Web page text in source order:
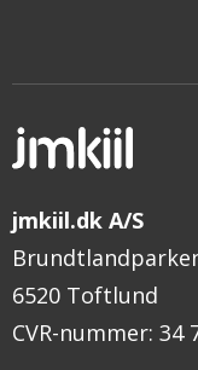
jmkiil.dk A/S
6520 Toftlund
CVR-nummer: 34